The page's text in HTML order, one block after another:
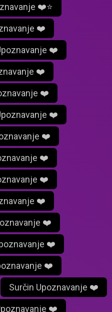
❤️⭐
❤️
❤️
❤️
❤️
❤️
❤️
❤️
❤️
❤️
❤️
❤️
❤️
Surčin Upoznavanje ❤️
❤️